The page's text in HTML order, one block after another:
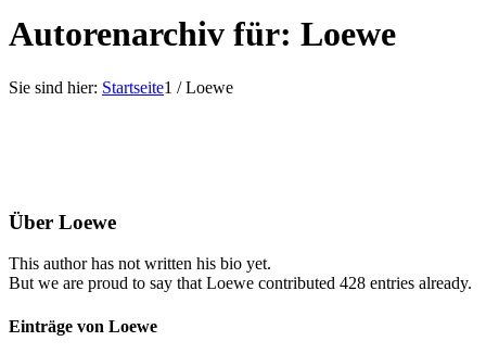
Autorenarchiv für: Loewe
Sie sind hier: Startseite1 / Loewe
Über Loewe
This author has not written his bio yet.
But we are proud to say that Loewe contributed 428 entries already.
Einträge von Loewe